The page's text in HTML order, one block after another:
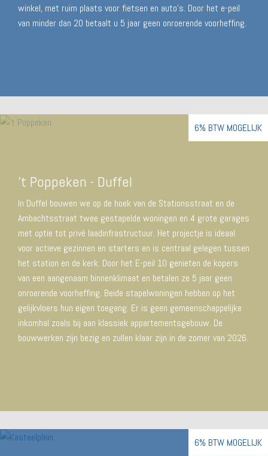
winkel, met ruim plaats voor fietsen en auto’s. Door het e-peil
van minder dan 20 betaalt u 5 jaar geen onroerende voorheffing.
6% BTW MOGELIJK
't Poppeken - Duffel
In Duffel bouwen we op de hoek van de Stationsstraat en de
Ambachtsstraat twee gestapelde woningen en 4 grote garages
met optie tot privé laadinfrastructuur. Het projectje is ideaal
voor actieve gezinnen en starters en is centraal gelegen tussen
het station en de kerk. Door het E-peil 10 genieten de kopers
van een aangenaam binnenklimaat en betalen ze 5 jaar geen
onroerende voorheffing. Beide stapelwoningen hebben op het
gelijkvloers hun eigen toegang. Er is geen gemeenschappelijke
inkomhal zoals bij aan klassiek appartementsgebouw. De
bouwwerken zijn bezig en zullen klaar zijn in de zomer van 2026.
6% BTW MOGELIJK